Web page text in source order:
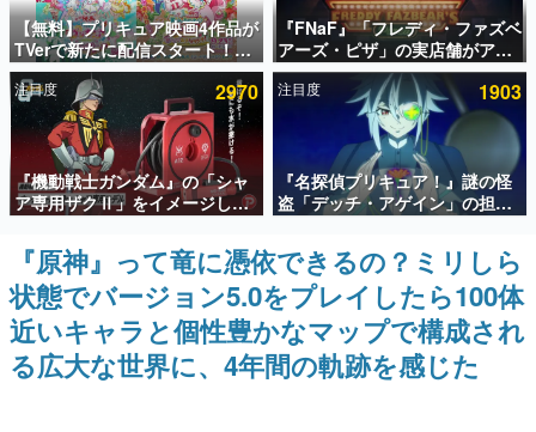
アプリセール情報
インタビュー
連載・特集一覧
殿堂入り記事
SNS拡散数が数千以上！ ページビュー数万以上！ などな
ど。多くの人々に読まれた、電ファミ渾身の“殿堂入り”記
事をまとめました。
ゲームの企画書
名作ゲームクリエイターの方々に製作時のエピソードをお
聞きし、ヒットする企画（ゲーム）とは何か？を探ってい
きます。
赫本
この物語を解いてはいけない。『赫本』は、〈試験問題〉
【無料】プリキュア映画4作品が
TVerで新たに配信スタート！な
んと2018年～2024年の映画ほぼ
すべてが見放題に、ぶっちゃけ
ありえないラインナップ
『FNaF』「フレディ・ファズベ
アーズ・ピザ」の実店舗がアメ
リカの商業施設「American
Dream」に2027年オープン！
ScottGamesとの共同開発、食
事だけでなくステージショーや
没入型のホラー体験も楽しめる
注目度 2970
『機動戦士ガンダム』の「シャ
ア専用ザクⅡ」をイメージした
散水ホースリールが予約開始。
本体にはシャアのパーソナルマ
ークやジオン公国軍のエンブレ
ム、型式番号などを配置
注目度 1903
『名探偵プリキュア！』謎の怪
盗「デッチ・アゲイン」の担当
キャストは天﨑滉平さんと判
界生活』オットー役、『ヒプノ
シスマイク』山田三郎役など
『原神』って竜に憑依できるの？ミリしら
状態でバージョン5.0をプレイしたら100体
近いキャラと個性豊かなマップで構成され
る広大な世界に、4年間の軌跡を感じた